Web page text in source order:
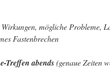
mögliche Probleme,
Fastenbrechen
Treffen abends(genaue Zeiten